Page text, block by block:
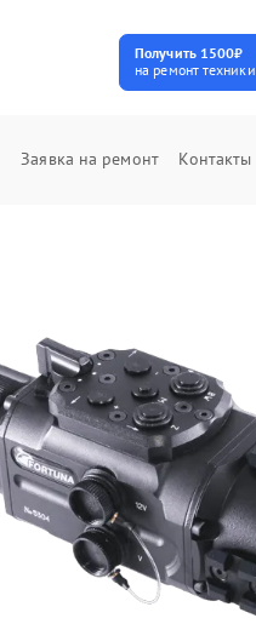
Получить 1500₽
на ремонт техники
Заявка на ремонт Контакты